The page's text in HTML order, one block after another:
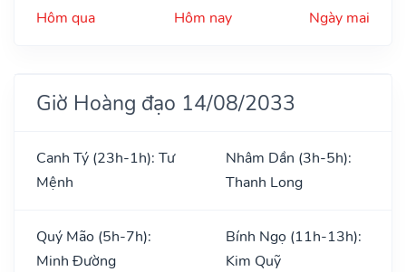
Hôm qua Hôm nay Ngày mai
Giờ Hoàng đạo 14/08/2033
Canh Tý (23h-1h): Tư
Mệnh
Nhâm Dần (3h-5h):
Thanh Long
Quý Mão (5h-7h):
Minh Đường
Bính Ngọ (11h-13h):
Kim Quỹ